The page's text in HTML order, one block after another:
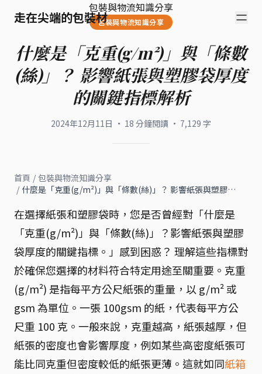
走在尖端的包裝材
包裝與物流知識分享
包裝與物流知識分享
什麼是「克重(g/m²)」與「條數
(絲)」？ 影響紙張與塑膠袋厚度
的關鍵指標解析
2024年12月11日 · 18 分鐘閱讀 · 7,129 字
首頁 / 包裝與物流知識分享
/ 什麼是「克重(g/m²)」與「條數(絲)」？ 影響紙張與塑膠…
在選擇紙張和塑膠袋時，您是否曾經對「什麼是
「克重(g/m²)」與「條數(絲)」？影響紙張與塑膠
袋厚度的關鍵指標。」感到困惑？ 理解這些指標對
於確保您選擇的材料符合特定用途至關重要。克重
(g/m²) 是指每平方公尺紙張的重量，以 g/m² 或
gsm 為單位。一張 100gsm 的紙，代表每平方公
尺重 100 克。一般來說，克重越高，紙張越厚，但
紙張的密度也會影響厚度，例如某些高密度紙張可
能比同克重但密度較低的紙張更薄。這就如同紙箱